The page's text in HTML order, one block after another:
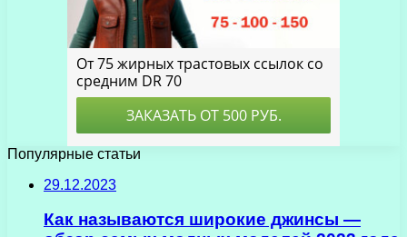
Популярные статьи
29.12.2023
Как называются широкие джинсы —